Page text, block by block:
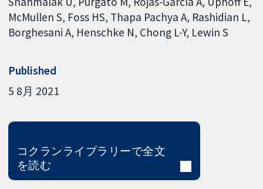
McMullen S Foss HS Thapa Pachya A Rashidian L
Borghesani A Henschke N Chong L-Y Lewin S
Published
5 8月 2021
コクランライブラリーで全文
を読む